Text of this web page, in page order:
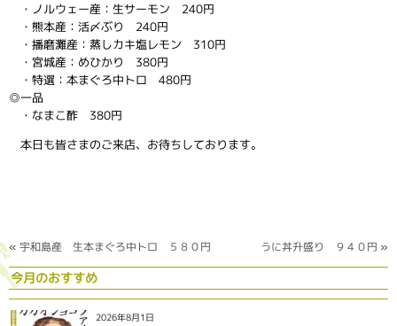
・ノルウェー産：生サーモン 240円
・熊本産：活〆ぶり 240円
・播磨灘産：蒸しカキ塩レモン 310円
・宮城産：めひかり 380円
・特選：本まぐろ中トロ 480円
◎一品
・なまこ酢 380円
本日も皆さまのご来店、お待ちしております。
« 宇和島産 生本まぐろ中トロ ５８０円 うに丼升盛り ９４０円 »
今月のおすすめ
2026年8月1日